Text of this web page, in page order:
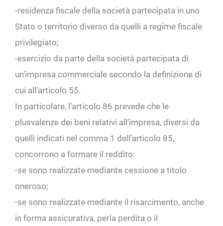
-residenza fiscale della società partecipata in uno
Stato o territorio diverso da quelli a regime fiscale
privilegiato;
-esercizio da parte della società partecipata di
un’impresa commerciale secondo la definizione di
cui all’articolo 55.
In particolare, l’articolo 86 prevede che le
plusvalenze dei beni relativi all’impresa, diversi da
quelli indicati nel comma 1 dell’articolo 85,
concorrono a formare il reddito:
-se sono realizzate mediante cessione a titolo
oneroso;
-se sono realizzate mediante il risarcimento, anche
in forma assicurativa, perla perdita o il